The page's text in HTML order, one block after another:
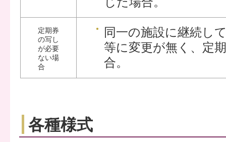
定期券
の写し
が必要
ない場
合
同一の施設に継続し
等に変更が無く、定
合。
各種様式